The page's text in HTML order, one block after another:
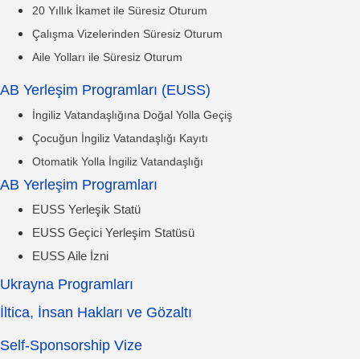
20 Yıllık İkamet ile Süresiz Oturum
Çalışma Vizelerinden Süresiz Oturum
Aile Yolları ile Süresiz Oturum
AB Yerleşim Programları (EUSS)
İngiliz Vatandaşlığına Doğal Yolla Geçiş
Çocuğun İngiliz Vatandaşlığı Kayıtı
Otomatik Yolla İngiliz Vatandaşlığı
AB Yerleşim Programları
EUSS Yerleşik Statü
EUSS Geçici Yerleşim Statüsü
EUSS Aile İzni
Ukrayna Programları
İltica, İnsan Hakları ve Gözaltı
Self-Sponsorship Vize